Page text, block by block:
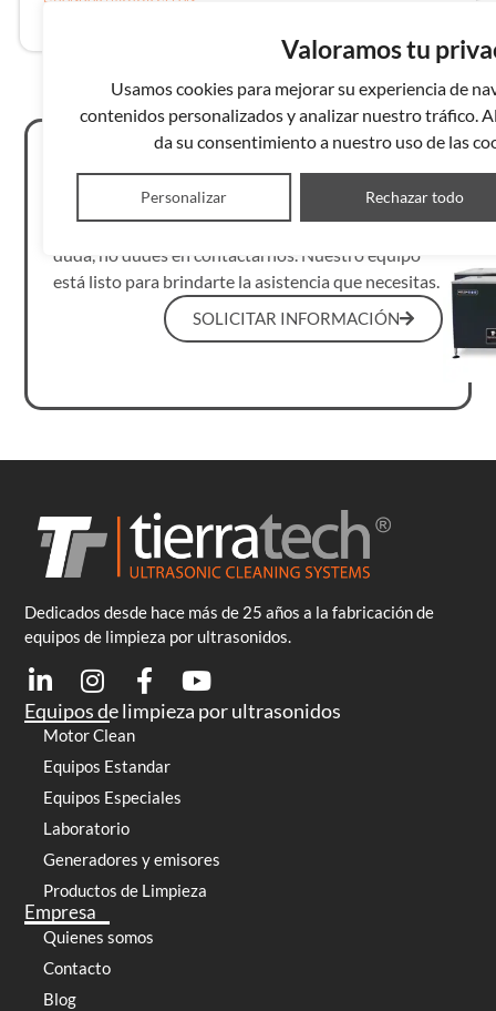
Valoramos tu
Usamos cookies para mejorar su experiencia de
contenidos personalizados y analizar nuestro tráfico.
da su consentimiento a nuestro uso de las
Personalizar Rechazar todo
¿NECESITAS AYUDA?
Si necesitas información adicional o tienes alguna
duda, no dudes en contactarnos. Nuestro equipo
está listo para brindarte la asistencia que necesitas.
SOLICITAR INFORMACIÓN
Dedicados desde hace más de 25 años a la fabricación de
equipos de limpieza por ultrasonidos.
Equipos de limpieza por ultrasonidos
Motor Clean
Equipos Estandar
Equipos Especiales
Laboratorio
Generadores y emisores
Productos de Limpieza
Empresa
Quienes somos
Contacto
Blog